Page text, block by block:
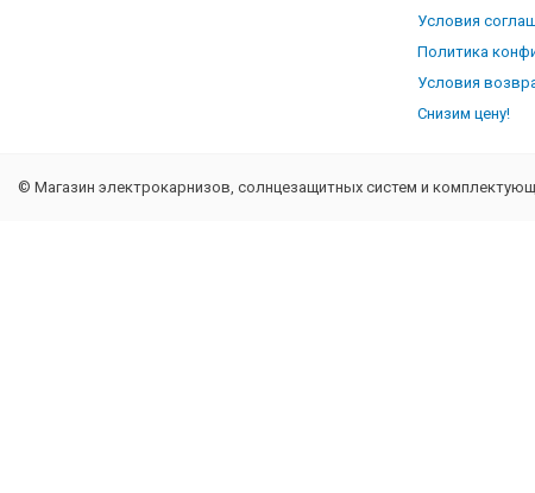
Условия
Политика
Условия
Снизим цену!
© Магазин электрокарнизов, солнцезащитных систем и